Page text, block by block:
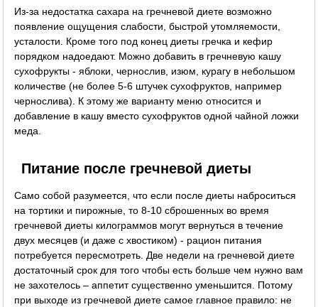
Из-за недостатка сахара на гречневой диете возможно
появление ощущения слабости, быстрой утомляемости,
усталости. Кроме того под конец диеты гречка и кефир
порядком надоедают. Можно добавить в гречневую кашу
сухофрукты - яблоки, чернослив, изюм, курагу в небольшом
количестве (не более 5-6 штучек сухофруктов, например
чернослива). К этому же варианту меню относится и
добавление в кашу вместо сухофруктов одной чайной ложки
меда.
Питание после гречневой диеты
Само собой разумеется, что если после диеты наброситься
на тортики и пирожные, то 8-10 сброшенных во время
гречневой диеты килограммов могут вернуться в течение
двух месяцев (и даже с хвостиком) - рацион питания
потребуется пересмотреть. Две недели на гречневой диете
достаточный срок для того чтобы есть больше чем нужно вам
не захотелось – аппетит существенно уменьшится. Потому
при выходе из гречневой диете самое главное правило: не